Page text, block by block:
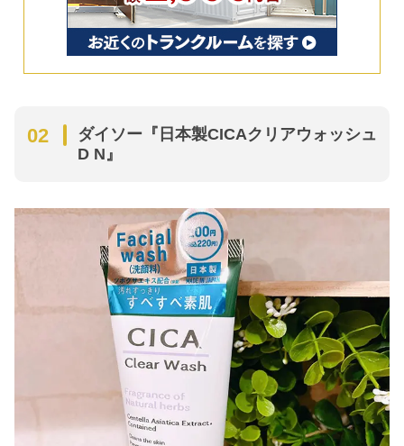
ダイソー『日本製CICAクリアウォッシュ
D N』